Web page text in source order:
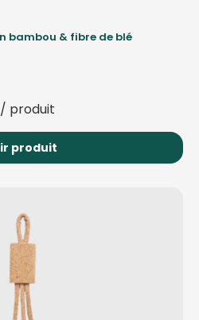
bambou & fibre de blé
/ produit
produit